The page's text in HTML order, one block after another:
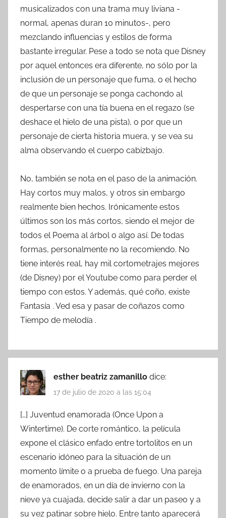
musicalizados con una trama muy liviana -
normal, apenas duran 10 minutos-, pero
mezclando influencias y estilos de forma
bastante irregular. Pese a todo se nota que Disney
por aquel entonces era diferente, no sólo por la
inclusión de un personaje que fuma, o el hecho
de que un personaje se ponga cachondo al
despertarse con una tía buena en el regazo (se
deshace el hielo de una pista), o por que un
personaje de cierta historia muera, y se vea su
alma observando el cuerpo cabizbajo.
No, también se nota en el paso de la animación.
Hay cortos muy malos, y otros sin embargo
realmente bien hechos. Irónicamente estos
últimos son los más cortos, siendo el mejor de
todos el Poema al árbol o algo así. De todas
formas, personalmente no la recomiendo. No
tiene interés real, hay mil cortometrajes mejores
(de Disney) por el Youtube como para perder el
tiempo con estos. Y además, qué coño, existe
Fantasía . Ved esa y pasar de coñazos como
Tiempo de melodía .
esther beatriz zamanillo dice:
17 de julio de 2020 a las 15:04
[…] Juventud enamorada (Once Upon a
Wintertime). De corte romántico, la película
expone el clásico enfado entre tortolitos en un
escenario idóneo para la situación de un
momento límite o a prueba de fuego. Una pareja
de enamorados, en un día de invierno con la
nieve ya cuajada, decide salir a dar un paseo y a
su vez patinar sobre hielo. Entre tanto aparecerá